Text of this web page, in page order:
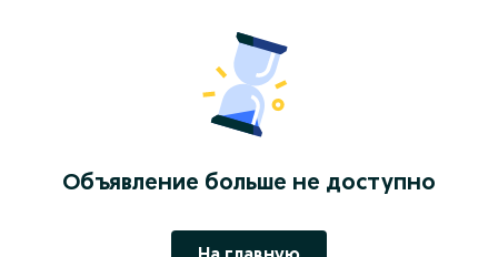
Объявление больше не доступно